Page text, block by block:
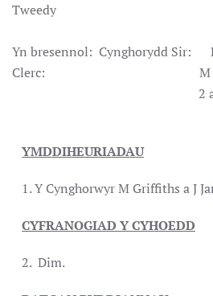
Yn bresennol: Cynghorydd Sir:
Clerc: M
2 aelod o'r
YMDDIHEURIADAU
1. Y Cynghorwyr M Griffiths a J
CYFRANOGIAD Y CYHOEDD
2. Dim.